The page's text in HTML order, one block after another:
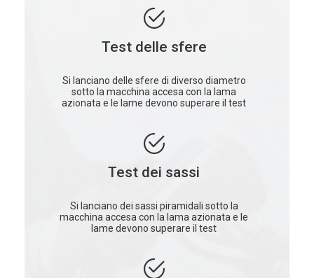
Test delle sfere
Si lanciano delle sfere di diverso diametro
sotto la macchina accesa con la lama
azionata e le lame devono superare il test
Test dei sassi
Si lanciano dei sassi piramidali sotto la
macchina accesa con la lama azionata e le
lame devono superare il test